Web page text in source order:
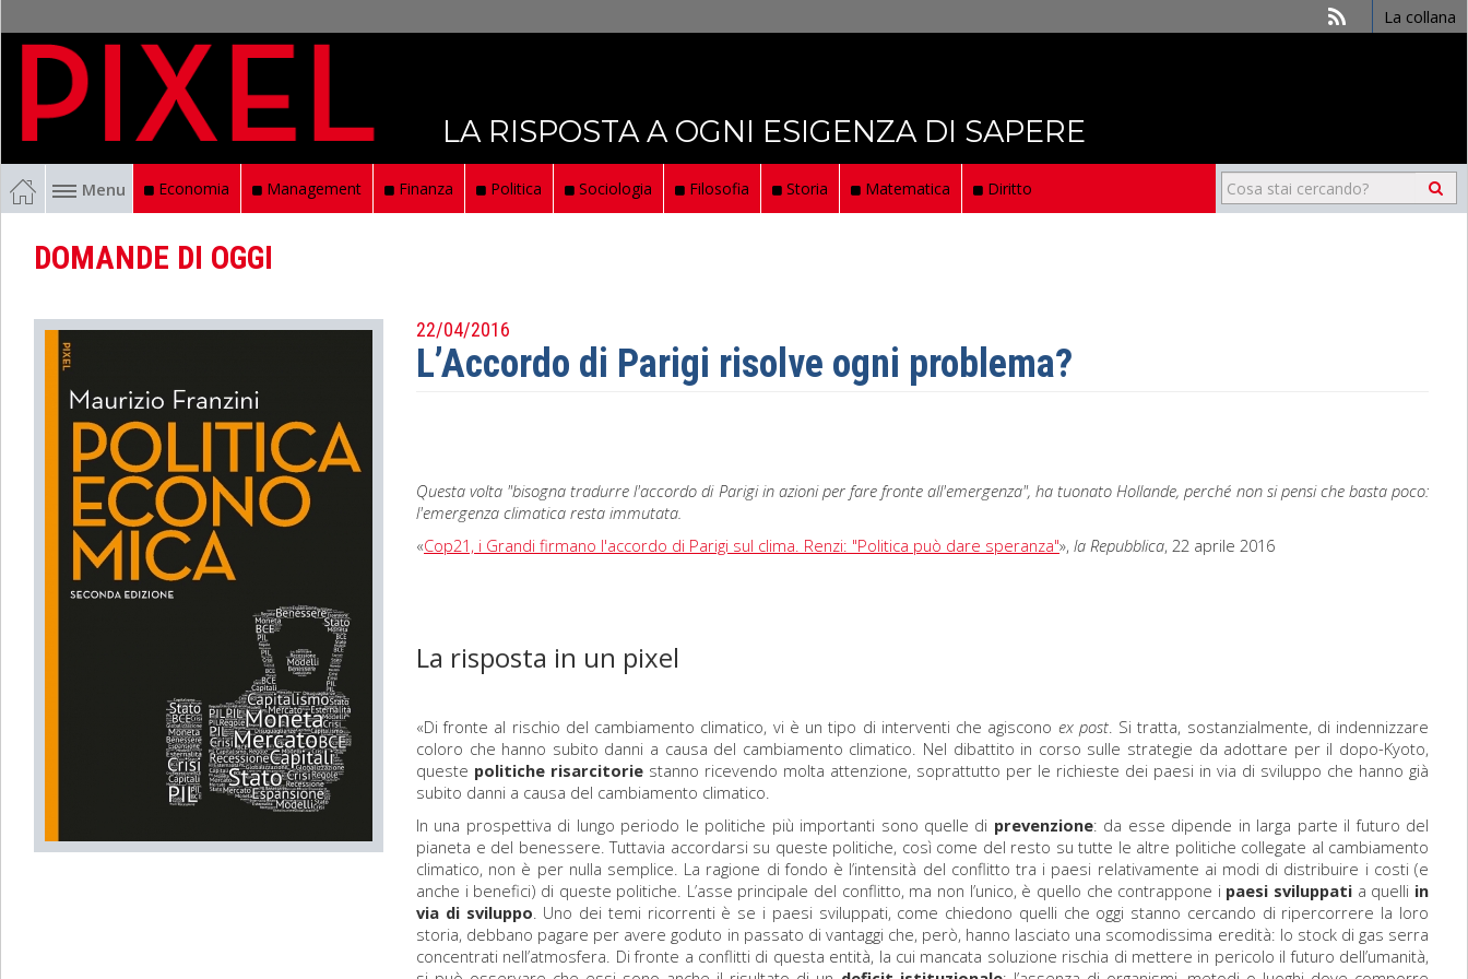
La collana
LA RISPOSTA A OGNI ESIGENZA DI SAPERE
Menu Economia Management Finanza Politica Sociologia Filosofia Storia Matematica Diritto
DOMANDE DI OGGI
22/04/2016
L’Accordo di Parigi risolve ogni problema?
Questa volta "bisogna tradurre l'accordo di Parigi in azioni per fare fronte all'emergenza", ha tuonato Hollande, perché non si pensi che basta poco:
l'emergenza climatica resta immutata.
«Cop21, i Grandi firmano l'accordo di Parigi sul clima. Renzi: "Politica può dare speranza"», la Repubblica, 22 aprile 2016
La risposta in un pixel
«Di fronte al rischio del cambiamento climatico, vi è un tipo di interventi che agiscono ex post. Si tratta, sostanzialmente, di indennizzare
coloro che hanno subito danni a causa del cambiamento climatico. Nel dibattito in corso sulle strategie da adottare per il dopo-Kyoto,
queste politiche risarcitorie stanno ricevendo molta attenzione, soprattutto per le richieste dei paesi in via di sviluppo che hanno già
subito danni a causa del cambiamento climatico.
In una prospettiva di lungo periodo le politiche più importanti sono quelle di prevenzione: da esse dipende in larga parte il futuro del
pianeta e del benessere. Tuttavia accordarsi su queste politiche, così come del resto su tutte le altre politiche collegate al cambiamento
climatico, non è per nulla semplice. La ragione di fondo è l’intensità del conflitto tra i paesi relativamente ai modi di distribuire i costi (e
anche i benefici) di queste politiche. L’asse principale del conflitto, ma non l’unico, è quello che contrappone i paesi sviluppati a quelli in
via di sviluppo. Uno dei temi ricorrenti è se i paesi sviluppati, come chiedono quelli che oggi stanno cercando di ripercorrere la loro
storia, debbano pagare per avere goduto in passato di vantaggi che, però, hanno lasciato una scomodissima eredità: lo stock di gas serra
concentrati nell’atmosfera. Di fronte a conflitti di questa entità, la cui mancata soluzione rischia di mettere in pericolo il futuro dell’umanità,